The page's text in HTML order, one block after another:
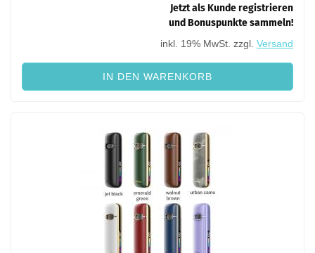
Jetzt als Kunde registrieren
und Bonuspunkte sammeln!
inkl. 19% MwSt. zzgl. Versand
IN DEN WARENKORB